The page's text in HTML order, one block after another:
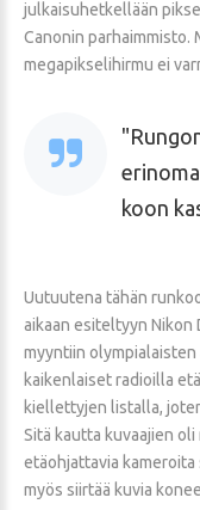
julkaisuhetkellään
Canonin
megapikselihirmu ei
koon
Uutuutena tähän
aikaan esiteltyyn Nikon
myyntiin
kaikenlaiset radioilla
kiellettyjen listalla,
Sitä kautta kuvaajien
etäohjattavia
myös siirtää kuvia